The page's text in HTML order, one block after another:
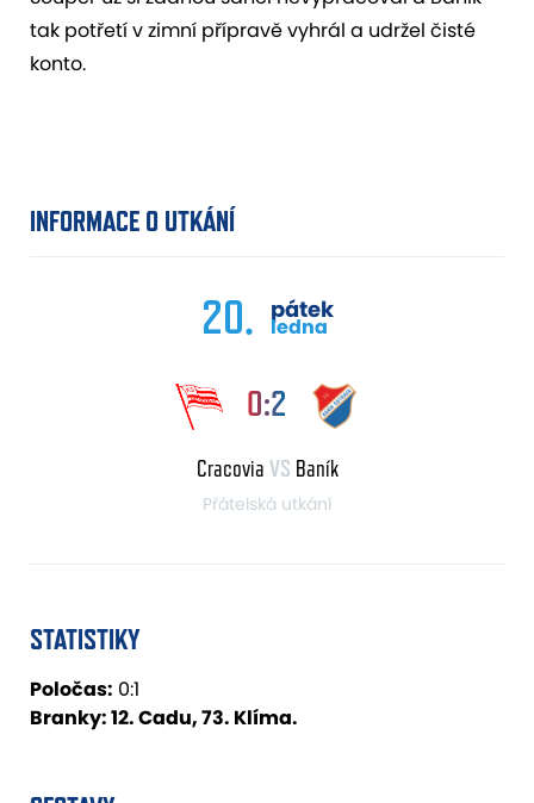
tak potřetí v zimní přípravě vyhrál a udržel čisté
konto.
INFORMACE O UTKÁNÍ
20. pátek
ledna
0:2
Cracovia VS Baník
Přátelská utkání
STATISTIKY
Poločas: 0:1
Branky:12. Cadu, 73. Klíma.